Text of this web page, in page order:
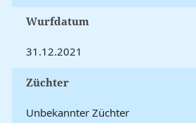
Wurfdatum
31.12.2021
Züchter
Unbekannter Züchter